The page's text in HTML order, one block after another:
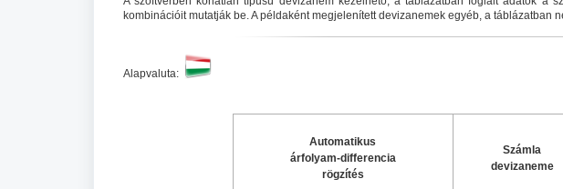
kombinációit mutatják be. A példaként megjelenített devizanemek egyéb, a táblázatban
Alapvaluta:
Automatikus
árfolyam-differencia
rögzítés
Számla
devizaneme